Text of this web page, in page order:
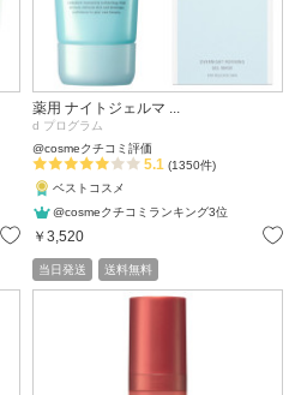
お気に入り
薬用 ナイトジェルマ ...
d プログラム
@cosmeクチコミ評価
5.1 (1350件)
ベストコスメ
@cosmeクチコミランキング3位
￥3,520
当日発送 送料無料